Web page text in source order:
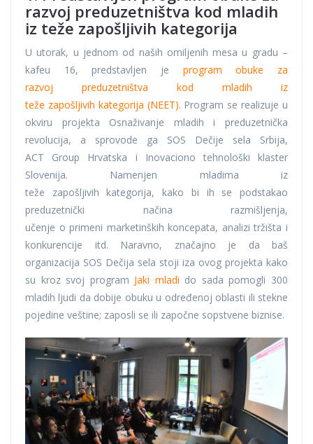
razvoj preduzetništva kod mladih
iz teže zapošljivih kategorija
U utorak, u jednom od naših omiljenih mesa u gradu –
kafeu 16, predstavljen je program obuke za
razvoj preduzetništva kod mladih iz
teže zapošljivih kategorija (NEET). Program se realizuje u
okviru projekta Osnaživanje mladih i preduzetnička
revolucija, a sprovode ga SOS Dečije sela Srbija,
ACT Group Hrvatska i Inovaciono tehnološki klaster
Slovenija. Namenjen mladima iz
teže zapošljivih kategorija, kako bi ih se podstakao
preduzetnički načina razmišljenja,
učenje o primeni marketinških koncepata, analizi tržišta i
konkurencije itd. Naravno, značajno je da baš
organizacija SOS Dečija sela stoji iza ovog projekta kako
su kroz svoj program Jaki mladi do sada pomogli 300
mladih ljudi da dobije obuku u određenoj oblasti ili stekne
pojedine veštine; zaposli se ili započne sopstvene biznise.